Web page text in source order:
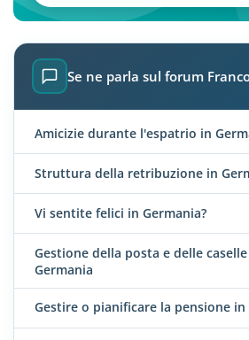
Se ne parla sul forum
Amicizie durante l'espatrio in
Struttura della retribuzione in
Vi sentite felici in Germania?
Gestione della posta e delle
Germania
Gestire o pianificare la pensione in